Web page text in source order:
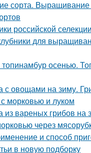
сорта. Выращивание
российской
для
топинамбур осенью.
с овощами на зиму.
морковью и луком
из вареных грибов на
через
и способ
в новую подборку